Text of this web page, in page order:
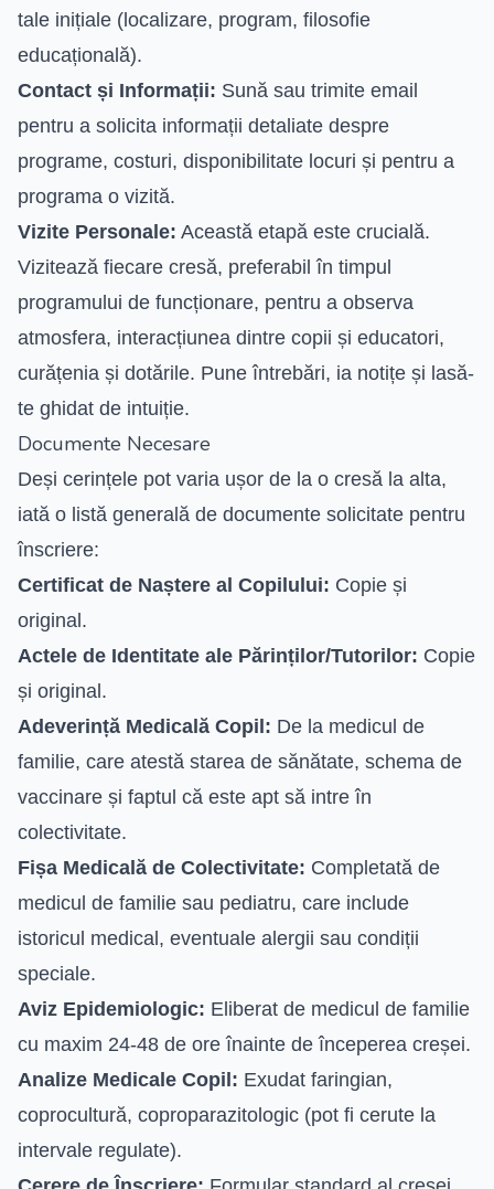
tale inițiale (localizare, program, filosofie
educațională).
Contact și Informații: Sună sau trimite email
pentru a solicita informații detaliate despre
programe, costuri, disponibilitate locuri și pentru a
programa o vizită.
Vizite Personale: Această etapă este crucială.
Vizitează fiecare cresă, preferabil în timpul
programului de funcționare, pentru a observa
atmosfera, interacțiunea dintre copii și educatori,
curățenia și dotările. Pune întrebări, ia notițe și lasă-
te ghidat de intuiție.
Documente Necesare
Deși cerințele pot varia ușor de la o cresă la alta,
iată o listă generală de documente solicitate pentru
înscriere:
Certificat de Naștere al Copilului: Copie și
original.
Actele de Identitate ale Părinților/Tutorilor: Copie
și original.
Adeverință Medicală Copil: De la medicul de
familie, care atestă starea de sănătate, schema de
vaccinare și faptul că este apt să intre în
colectivitate.
Fișa Medicală de Colectivitate: Completată de
medicul de familie sau pediatru, care include
istoricul medical, eventuale alergii sau condiții
speciale.
Aviz Epidemiologic: Eliberat de medicul de familie
cu maxim 24-48 de ore înainte de începerea creșei.
Analize Medicale Copil: Exudat faringian,
coprocultură, coproparazitologic (pot fi cerute la
intervale regulate).